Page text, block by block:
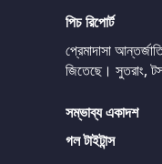
পিচ রিপোর্ট
প্রেমাদাসা
জিতেছে। সুতরাং,
সম্ভাব্য একাদশ
গল টাইটান্স